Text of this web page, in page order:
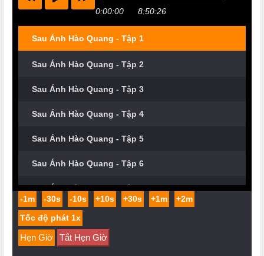
0:00:00 8:50:26
Sau Ánh Hào Quang - Tập 1
Sau Ánh Hào Quang - Tập 2
Sau Ánh Hào Quang - Tập 3
Sau Ánh Hào Quang - Tập 4
Sau Ánh Hào Quang - Tập 5
Sau Ánh Hào Quang - Tập 6
Sau Ánh Hào Quang - Tập 7
-1m
-30s -10s +10s +30s +1m +2m
Hẹn Giờ Tắt Hẹn Giờ